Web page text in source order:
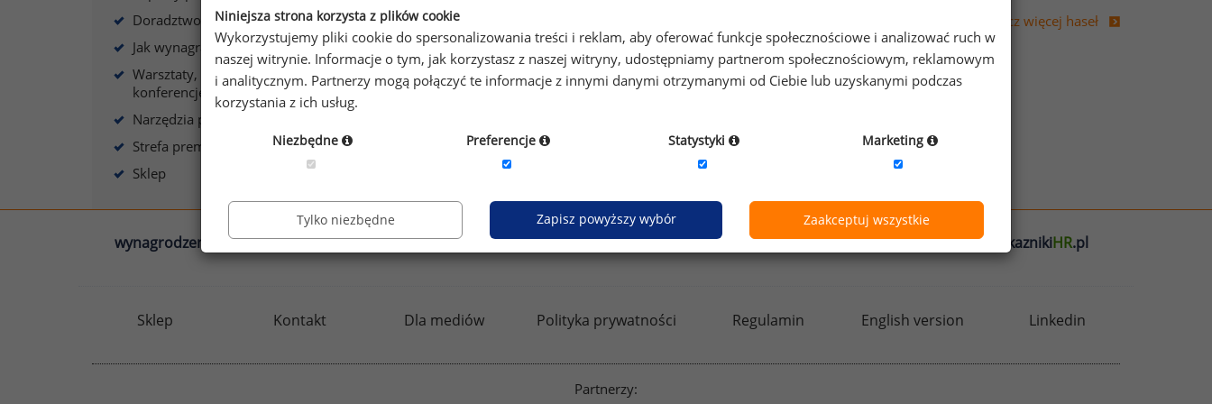
Doradztwo płacowe
Jak wynagradzać?
Warsztaty, szkolenia,
konferencje
Narzędzia płacowe
Strefa premium
Sklep
Zobacz więcej haseł
wynagrodzenia.pl sedlak.pl kfw.sedlak.pl rynekpracy.pl raportyplacowe.pl badaniaHR.pl wskaznikiHR.pl
Sklep Kontakt Dla mediów Polityka prywatności Regulamin English version Linkedin
Partnerzy:
Niniejsza strona korzysta z plików cookie
Wykorzystujemy pliki cookie do spersonalizowania treści i reklam, aby oferować funkcje społecznościowe i analizować ruch w
naszej witrynie. Informacje o tym, jak korzystasz z naszej witryny, udostępniamy partnerom społecznościowym, reklamowym
i analitycznym. Partnerzy mogą połączyć te informacje z innymi danymi otrzymanymi od Ciebie lub uzyskanymi podczas
korzystania z ich usług.
Niezbędne Preferencje Statystyki Marketing
Tylko niezbędne Zapisz powyższy wybór Zaakceptuj wszystkie